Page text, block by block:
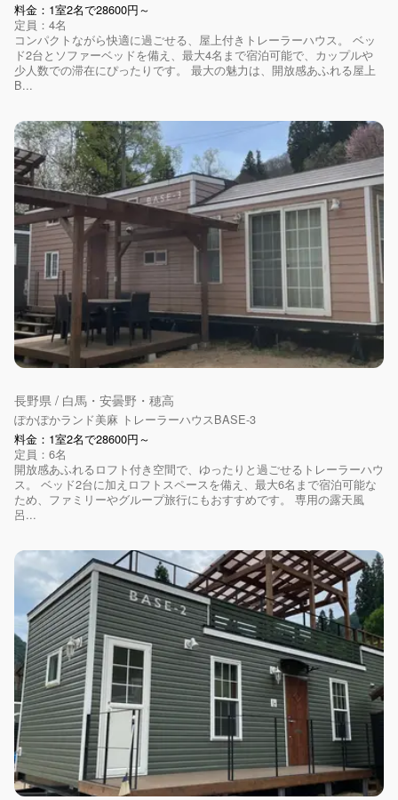
料金：1室2名で28600円～
定員：4名
コンパクトながら快適に過ごせる、屋上付きトレーラーハウス。 ベッ
ド2台とソファーベッドを備え、最大4名まで宿泊可能で、カップルや
少人数での滞在にぴったりです。 最大の魅力は、開放感あふれる屋上
B...
長野県 / 白馬・安曇野・穂高
ぽかぽかランド美麻 トレーラーハウスBASE-3
料金：1室2名で28600円～
定員：6名
開放感あふれるロフト付き空間で、ゆったりと過ごせるトレーラーハウ
ス。 ベッド2台に加えロフトスペースを備え、最大6名まで宿泊可能な
ため、ファミリーやグループ旅行にもおすすめです。 専用の露天風
呂...